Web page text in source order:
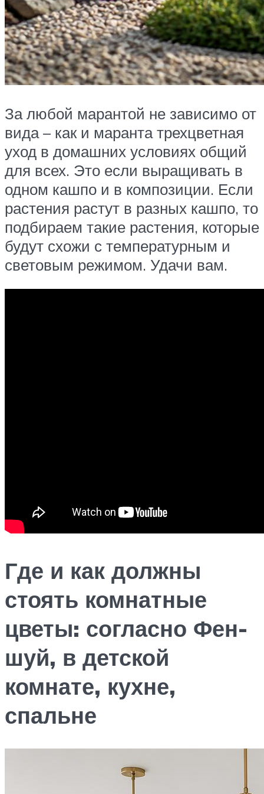
За любой марантой не зависимо от
вида – как и маранта трехцветная
уход в домашних условиях общий
для всех. Это если выращивать в
одном кашпо и в композиции. Если
растения растут в разных кашпо, то
подбираем такие растения, которые
будут схожи с температурным и
световым режимом. Удачи вам.
Где и как должны
стоять комнатные
цветы: согласно Фен-
шуй, в детской
комнате, кухне,
спальне